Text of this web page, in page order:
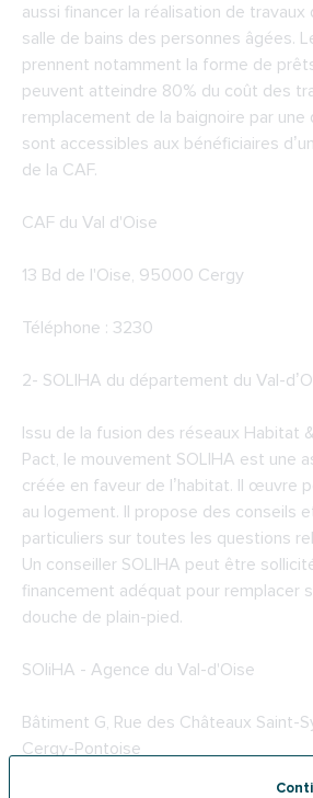
aussi financer la réalisation de travaux
salle de bains des personnes âgées.
prennent notamment la forme de
peuvent atteindre 80% du coût des
remplacement de la baignoire par une
sont accessibles aux bénéficiaires
de la CAF.
CAF du Val d'Oise
13 Bd de l'Oise, 95000 Cergy
Téléphone : 3230
2- SOLIHA du département du Val-
Issu de la fusion des réseaux Habitat
Pact, le mouvement SOLIHA est une
créée en faveur de l’habitat. Il œuvre
au logement. Il propose des conseils
particuliers sur toutes les questions
Un conseiller SOLIHA peut être
financement adéquat pour remplacer
douche de plain-pied.
SOliHA - Agence du Val-d'Oise
Bâtiment G, Rue des Châteaux Saint-
Cergy-Pontoise